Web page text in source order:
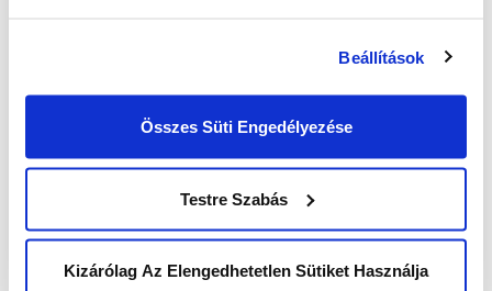
Beállítások
Összes Süti Engedélyezése
Testre Szabás
Kizárólag Az Elengedhetetlen Sütiket Használja
és kérjen
ajánlatot, hogy marketing és értékesítési
folyamatait optimalizálhassa a UCC Chatbot
szolgáltatásával!